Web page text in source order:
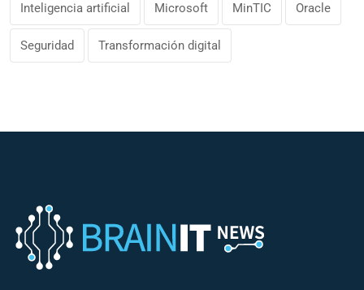
Inteligencia artificial Microsoft MinTIC Oracle
Seguridad Transformación digital